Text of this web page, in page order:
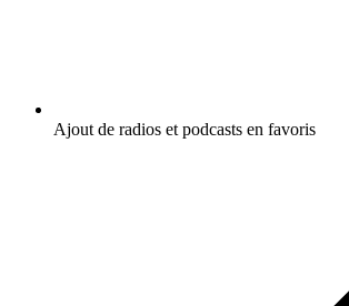
Ajout de radios et podcasts en favoris